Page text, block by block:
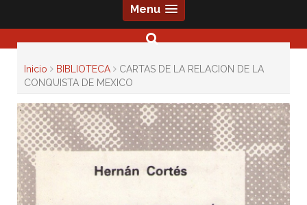
Menu
Inicio BIBLIOTECA
CARTAS DE LA RELACION DE LA
CONQUISTA DE MEXICO